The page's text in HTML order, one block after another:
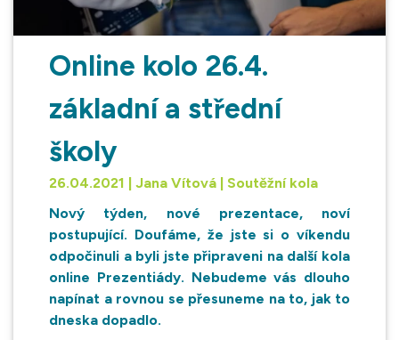
Online kolo 26.4.
základní a střední
školy
26.04.2021 | Jana Vítová | Soutěžní kola
Nový týden, nové prezentace, noví
postupující. Doufáme, že jste si o víkendu
odpočinuli a byli jste připraveni na další kola
online Prezentiády. Nebudeme vás dlouho
napínat a rovnou se přesuneme na to, jak to
dneska dopadlo.